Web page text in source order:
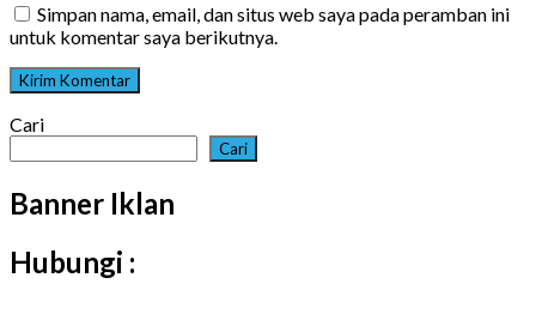
Simpan nama, email, dan situs web saya pada peramban ini
untuk komentar saya berikutnya.
Cari
Cari
Banner Iklan
Hubungi :